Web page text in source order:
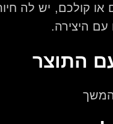
או קולכם, יש לה
עם היצירה.
התוצר